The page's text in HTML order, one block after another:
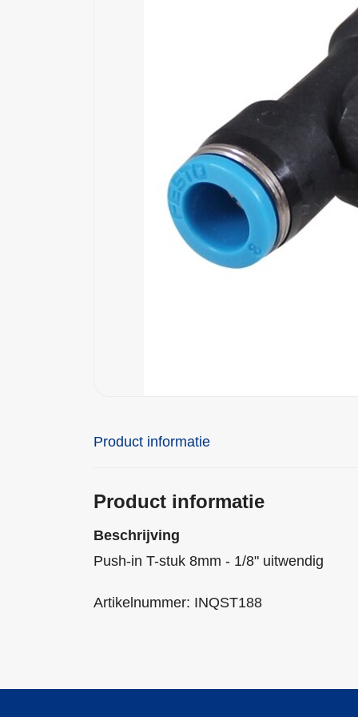
Product informatie
Product informatie
Beschrijving
Push-in T-stuk 8mm - 1/8" uitwendig
Artikelnummer: INQST188